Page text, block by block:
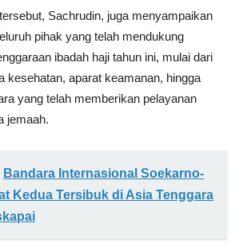
Sachrudin, juga menyampaikan
pihak yang telah mendukung
ibadah haji tahun ini, mulai dari
kesehatan, aparat keamanan, hingga
yang telah memberikan pelayanan
jemaah.
Bandara Internasional Soekarno-
Kedua Tersibuk di Asia Tenggara